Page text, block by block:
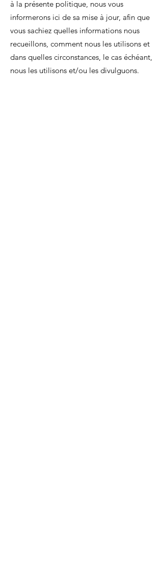
à la présente politique, nous vous
informerons ici de sa mise à jour, afin que
vous sachiez quelles informations nous
recueillons, comment nous les utilisons et
dans quelles circonstances, le cas échéant,
nous les utilisons et/ou les divulguons.